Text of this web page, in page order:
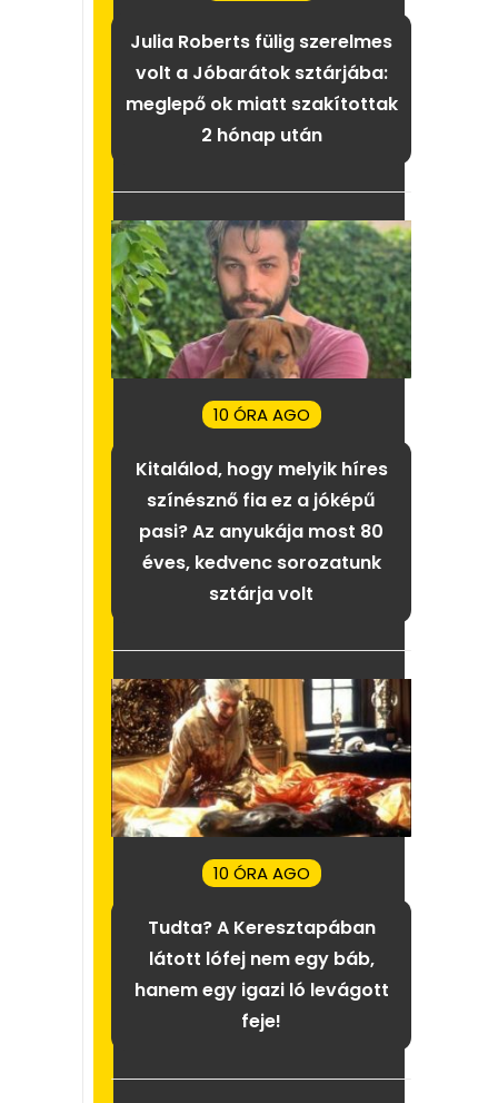
Julia Roberts fülig szerelmes
volt a Jóbarátok sztárjába:
meglepő ok miatt szakítottak
2 hónap után
10 ÓRA AGO
Kitalálod, hogy melyik híres
színésznő fia ez a jóképű
pasi? Az anyukája most 80
éves, kedvenc sorozatunk
sztárja volt
10 ÓRA AGO
Tudta? A Keresztapában
látott lófej nem egy báb,
hanem egy igazi ló levágott
feje!